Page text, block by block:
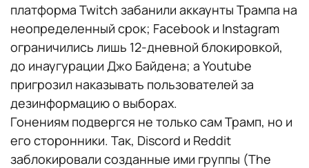
платформа Twitch забанили аккаунты Трампа на
неопределенный срок; Facebook и Instagram
ограничились лишь 12-дневной блокировкой,
до инаугурации Джо Байдена; а Youtube
пригрозил наказывать пользователей за
дезинформацию о выборах.
Гонениям подвергся не только сам Трамп, но и
его сторонники. Так, Discord и Reddit
заблокировали созданные ими группы (The